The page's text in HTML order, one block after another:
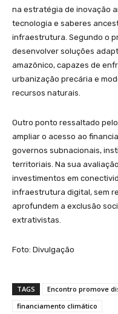
na estratégia de inovação
tecnologia e saberes
infraestrutura. Segundo o
desenvolver soluções
amazônico, capazes de
urbanização precária e
recursos naturais.
Outro ponto ressaltado
ampliar o acesso ao
governos subnacionais,
territoriais. Na sua
investimentos em
infraestrutura digital, sem
aprofundem a exclusão
extrativistas.
Foto: Divulgação
TAGS
Encontro promove
financiamento climático